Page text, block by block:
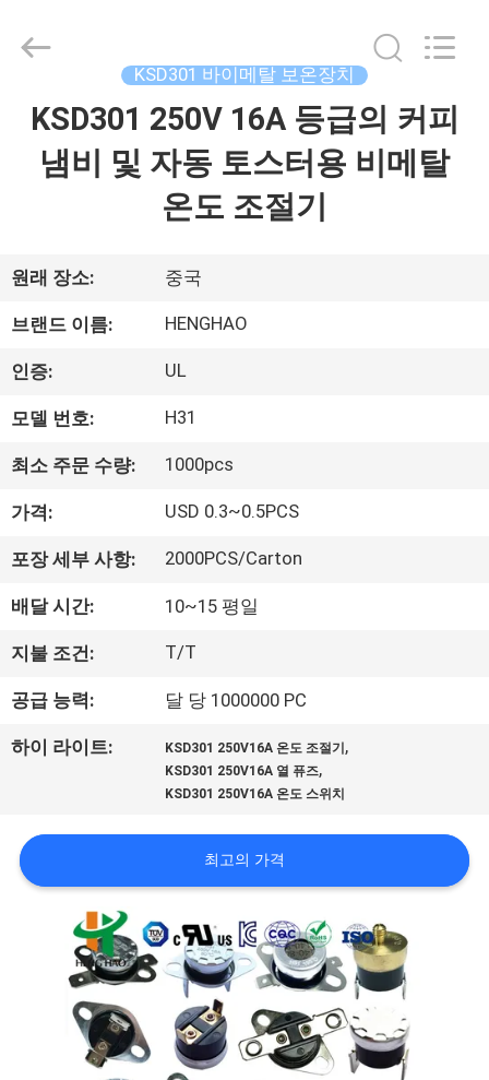
소
개
회
사
소
개
장
어
2026
Electric
Reserved.
KSD301 바이메탈 보온장치
KSD301 250V 16A 등급의 커피
냄비 및 자동 토스터용 비메탈
온도 조절기
원래 장소: 중국
브랜드 이름: HENGHAO
인증: UL
모델 번호: H31
최소 주문 수량: 1000pcs
가격: USD 0.3~0.5PCS
포장 세부 사항: 2000PCS/Carton
배달 시간: 10~15 평일
지불 조건: T/T
공급 능력: 달 당 1000000 PC
하이 라이트: KSD301 250V16A 온도 조절기 ,
KSD301 250V16A 열 퓨즈,
KSD301 250V16A 온도 스위치
최고의 가격